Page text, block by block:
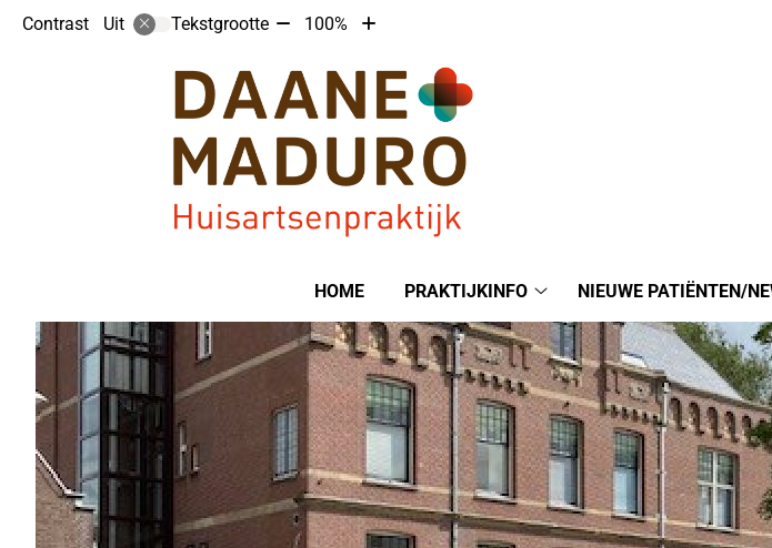
Contrast Uit Tekstgrootte Tekst
met
10%
100%
Tekst
met
10%
HoofdmenuHOME
PRAKTIJKINFO
submenu
NIEUWE PATIËNTEN/